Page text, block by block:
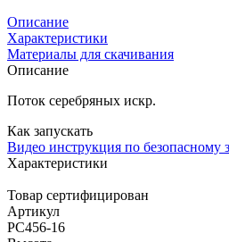
Описание
Характеристики
Материалы для скачивания
Описание
Поток серебряных искр.
Как запускать
Видео инструкция по безопасному
Характеристики
Товар сертифицирован
Артикул
РС456-16